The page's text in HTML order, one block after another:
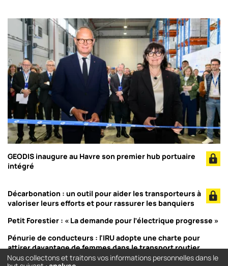
GEODIS inaugure au Havre son premier hub portuaire
intégré
Décarbonation : un outil pour aider les transporteurs à
valoriser leurs efforts et pour rassurer les banquiers
Petit Forestier : « La demande pour l’électrique progresse »
Pénurie de conducteurs : l'IRU adopte une charte pour
attirer davantage de femmes dans le transport routier
Nous collectons et traitons vos informations personnelles dans le